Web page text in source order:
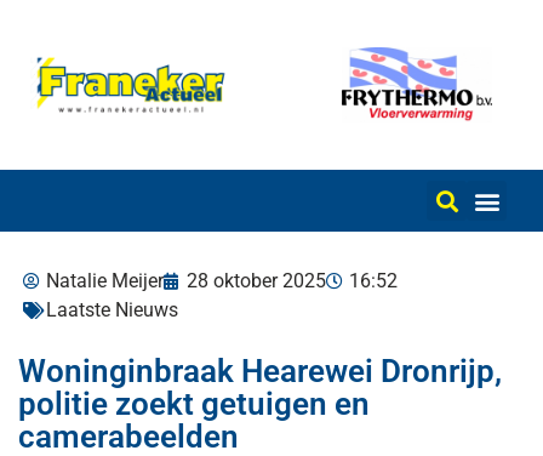
Natalie Meijer 28 oktober 2025
16:52
Laatste Nieuws
Woninginbraak Hearewei Dronrijp,
politie zoekt getuigen en
camerabeelden